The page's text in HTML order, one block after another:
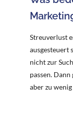
Streuverlust
ausgesteuert
nicht zur
passen.
aber zu